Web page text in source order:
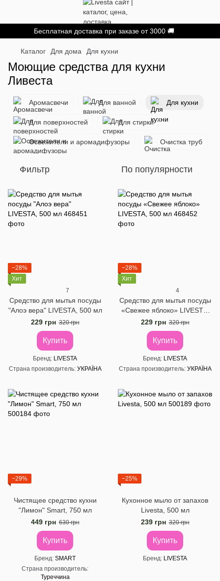
Бесплатная доставка при заказе от 3000 🚚
Каталог Для дома Для кухни
Моющие средства для кухни
Ливеста
Аромасвечи Для ванной Для кухни
Для поверхностей Для стирки
Освежители и аромадифузоры Очистка труб
Фильтр По популярности
−28%
Хит
7
Средство для мытья посуды
"Алоэ вера" LIVESTA, 500 мл
229 грн 320 грн
Купить
Бренд LIVESTA
Страна производитель УКРАЇНА
−28%
Хит
4
Средство для мытья посуды
«Свежее яблоко» LIVESTA,
500 мл
229 грн 320 грн
Купить
Бренд LIVESTA
Страна производитель УКРАЇНА
−29%
Чистящее средство кухни
"Лимон" Smart, 750 мл
449 грн 630 грн
Купить
Бренд SMART
Страна производитель
Туреччина
−25%
Кухонное мыло от запахов
Livesta, 500 мл
239 грн 320 грн
Купить
Бренд LIVESTA